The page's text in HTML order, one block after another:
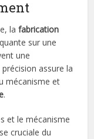
lafabrication
sur une
une
précision assure la
mécanisme et
.
et le mécanisme
cruciale du